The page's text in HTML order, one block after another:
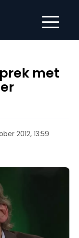
met
2012, 13:59